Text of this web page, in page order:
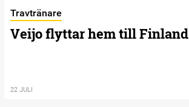
Travtränare
Veijo flyttar hem till Finland
22 JULI